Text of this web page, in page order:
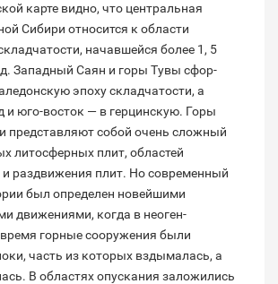
карте видно, что центральная
Сибири относится к области
начавшейся более 1, 5
Западный Саян и горы Тувы сфор­
эпоху складча­тости, а
и юго-восток — в герцинскую. Горы
пред­ставляют собой очень сложный
литосферных плит, областей
и раздвижения плит. Но современный
был опре­делен новейшими
движе­ниями, когда в неоген-
вре­мя горные сооружения были
часть из которых вздымалась, а
В областях опускания заложились